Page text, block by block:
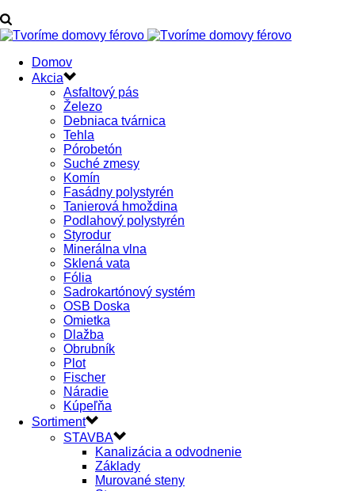
Domov
Akcia
Asfaltový pás
Železo
Debniaca tvárnica
Tehla
Pórobetón
Suché zmesy
Komín
Fasádny polystyrén
Tanierová hmoždina
Podlahový polystyrén
Styrodur
Minerálna vlna
Sklená vata
Fólia
Sadrokartónový systém
OSB Doska
Omietka
Dlažba
Obrubník
Plot
Fischer
Náradie
Kúpeľňa
Sortiment
STAVBA
Kanalizácia a odvodnenie
Základy
Murované steny